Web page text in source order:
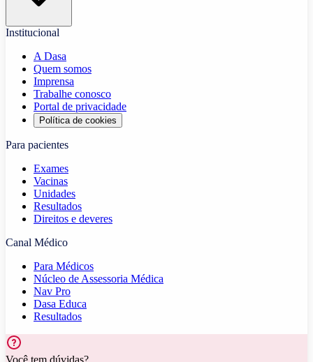
Institucional
A Dasa
Quem somos
Imprensa
Trabalhe conosco
Portal de privacidade
Política de cookies
Para pacientes
Exames
Vacinas
Unidades
Resultados
Direitos e deveres
Canal Médico
Para Médicos
Núcleo de Assessoria Médica
Nav Pro
Dasa Educa
Resultados